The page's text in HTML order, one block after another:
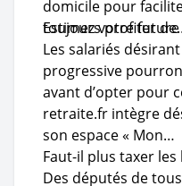
domicile pour
toujours profiter
Estimez votre
Les salariés
progressive
avant d’opter pour
retraite.fr intègre
son espace « Mon…
Faut-il plus taxer
Des députés de